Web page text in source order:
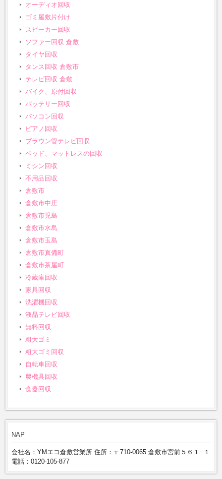
オーディオ回収
ゴミ屋敷片付け
スピーカー回収
ソファー回収 倉敷
タイヤ回収
タンス回収 倉敷市
テレビ回収 倉敷
バイク、原付回収
バッテリー回収
パソコン回収
ピアノ回収
ブラウン管テレビ回収
ベッド、マットレスの回収
ミシン回収
不用品回収
倉敷市
倉敷市中庄
倉敷市児島
倉敷市水島
倉敷市玉島
倉敷市真備町
倉敷市茶屋町
冷蔵庫回収
家具回収
洗濯機回収
液晶テレビ回収
無料回収
粗大ゴミ
粗大ゴミ回収
自転車回収
農機具回収
食器回収
NAP
会社名：YMエコ倉敷営業所 住所：〒710-0065 倉敷市宮前５６１−１
電話：0120-105-877